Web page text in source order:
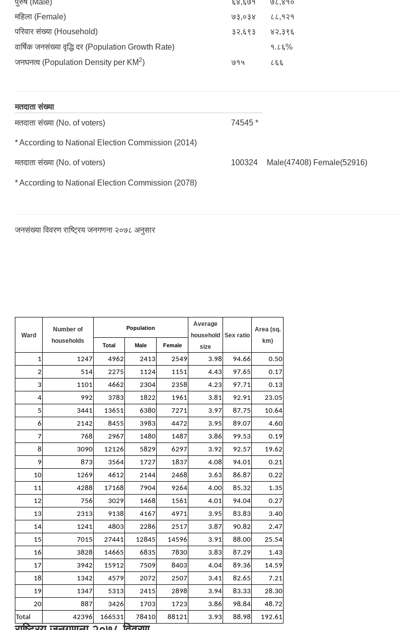
पुरुष (Male)
६४,६७१
७८,४१०
महिला (Female)
७३,०३४
८८,१२१
परिवार संख्या (Household)
३२,६९३
४२,३९६
वार्षिक जनसंख्या वृद्धि दर (Population Growth Rate)
१.८६%
जनघनत्व (Population Density per KM2) ७१५ ८६६
मतदाता संख्या
मतदाता संख्या (No. of voters)
74545 *
* According to National Election Commission (2014)
मतदाता संख्या (No. of voters) 100324 Male(47408) Female(52916)
* According to National Election Commission (2078)
जनसंख्या विवरण राष्ट्रिय जनगणना २०७८ अनुसार
Ward
Number of
households
Population
Average
household
size
Sex ratio
Area (sq.
km)
Total Male Female
1 1247 4962 2413 2549 3.98 94.66
0.50
2
514 2275 1124 1151 4.43 97.65
0.17
3
1101 4662 2304 2358 4.23 97.71
0.13
4
992 3783 1822 1961 3.81 92.91
23.05
5
3441 13651 6380 7271 3.97 87.75
10.64
6
2142 8455 3983 4472 3.95 89.07
4.60
7
768 2967 1480 1487 3.86 99.53
0.19
8
3090 12126 5829 6297 3.92 92.57
19.62
9
873 3564 1727 1837 4.08 94.01
0.21
10
1269 4612 2144 2468 3.63 86.87
0.22
11
4288 17168 7904 9264 4.00 85.32
1.35
12
756 3029 1468 1561 4.01 94.04
0.27
13
2313 9138 4167 4971 3.95 83.83
3.40
14
1241 4803 2286 2517 3.87 90.82
2.47
15
7015 27441 12845 14596 3.91 88.00
25.54
16
3828 14665 6835 7830 3.83 87.29
1.43
17
3942 15912 7509 8403 4.04 89.36
14.59
18
1342 4579 2072 2507 3.41 82.65
7.21
19
1347 5313 2415 2898 3.94 83.33
28.30
20
887 3426 1703 1723 3.86 98.84
48.72
Total
42396 166531 78410 88121 3.93 88.98 192.61